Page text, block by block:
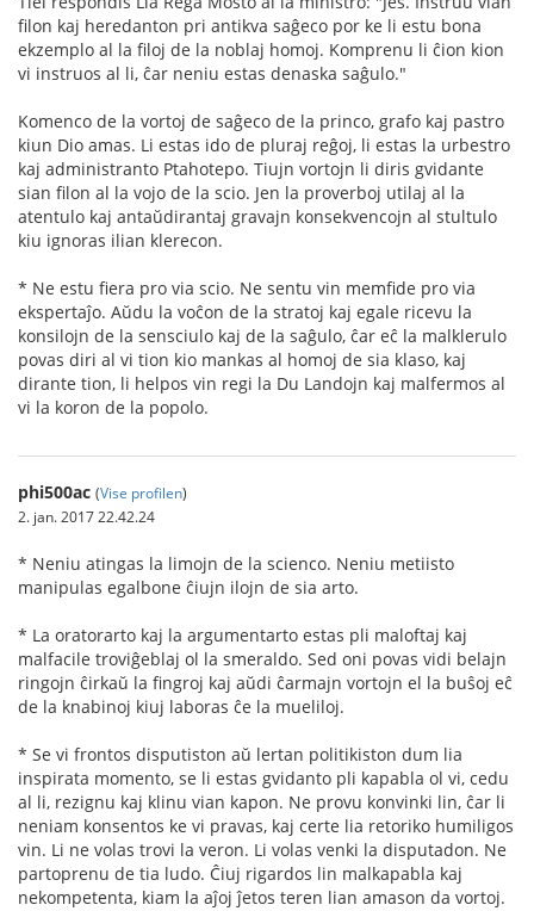
filon kaj heredanton pri antikva saĝeco por ke li estu bona
ekzemplo al la filoj de la noblaj homoj. Komprenu li ĉion kion
vi instruos al li, ĉar neniu estas denaska saĝulo."
Komenco de la vortoj de saĝeco de la princo, grafo kaj pastro
kiun Dio amas. Li estas ido de pluraj reĝoj, li estas la urbestro
kaj administranto Ptahotepo. Tiujn vortojn li diris gvidante
sian filon al la vojo de la scio. Jen la proverboj utilaj al la
atentulo kaj antaŭdirantaj gravajn konsekvencojn al stultulo
kiu ignoras ilian klerecon.
* Ne estu fiera pro via scio. Ne sentu vin memfide pro via
ekspertaĵo. Aŭdu la voĉon de la stratoj kaj egale ricevu la
konsilojn de la sensciulo kaj de la saĝulo, ĉar eĉ la malklerulo
povas diri al vi tion kio mankas al homoj de sia klaso, kaj
dirante tion, li helpos vin regi la Du Landojn kaj malfermos al
vi la koron de la popolo.
phi500ac (Vise profilen)
2. jan. 2017 22.42.24
* Neniu atingas la limojn de la scienco. Neniu metiisto
manipulas egalbone ĉiujn ilojn de sia arto.
* La oratorarto kaj la argumentarto estas pli maloftaj kaj
malfacile troviĝeblaj ol la smeraldo. Sed oni povas vidi belajn
ringojn ĉirkaŭ la fingroj kaj aŭdi ĉarmajn vortojn el la buŝoj eĉ
de la knabinoj kiuj laboras ĉe la mueliloj.
* Se vi frontos disputiston aŭ lertan politikiston dum lia
inspirata momento, se li estas gvidanto pli kapabla ol vi, cedu
al li, rezignu kaj klinu vian kapon. Ne provu konvinki lin, ĉar li
neniam konsentos ke vi pravas, kaj certe lia retoriko humiligos
vin. Li ne volas trovi la veron. Li volas venki la disputadon. Ne
partoprenu de tia ludo. Ĉiuj rigardos lin malkapabla kaj
nekompetenta, kiam la aĵoj ĵetos teren lian amason da vortoj.